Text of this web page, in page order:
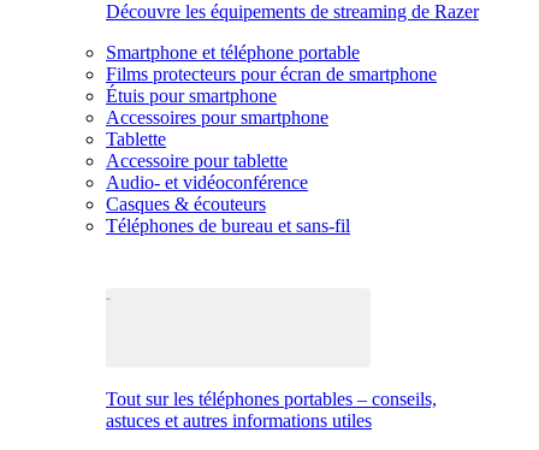
Découvre les équipements de streaming de Razer
Smartphone et téléphone portable
Films protecteurs pour écran de smartphone
Étuis pour smartphone
Accessoires pour smartphone
Tablette
Accessoire pour tablette
Audio- et vidéoconférence
Casques & écouteurs
Téléphones de bureau et sans-fil
Tout sur les téléphones portables – conseils,
astuces et autres informations utiles